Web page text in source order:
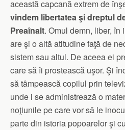
această capcană extrem de
vindem libertatea şi dreptul
Preaînalt. Omul demn, liber,
are şi o altă atitudine faţă de
sistem sau altul. De aceea ei
care să îi prostească uşor. Şi
să tâmpească copilul prin
unde i se administrează o
noţiunile pe care vor să le
parte din istoria popoarelor şi